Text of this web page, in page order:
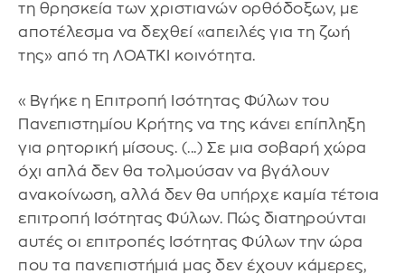
τη θρησκεία των χριστιανών ορθόδοξων, με
αποτέλεσμα να δεχθεί «απειλές για τη ζωή
της» από τη ΛΟΑΤΚΙ κοινότητα.
«Βγήκε η Επιτροπή Ισότητας Φύλων του
Πανεπιστημίου Κρήτης να της κάνει επίπληξη
για ρητορική μίσους. (...) Σε μια σοβαρή χώρα
όχι απλά δεν θα τολμούσαν να βγάλουν
ανακοίνωση, αλλά δεν θα υπήρχε καμία τέτοια
επιτροπή Ισότητας Φύλων. Πώς διατηρούνται
αυτές οι επιτροπές Ισότητας Φύλων την ώρα
που τα πανεπιστήμιά μας δεν έχουν κάμερες,